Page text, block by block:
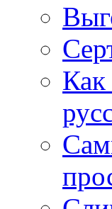
Как